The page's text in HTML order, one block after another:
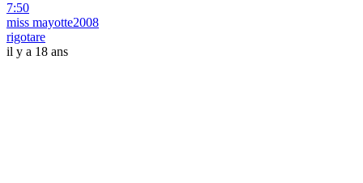
7:50
miss mayotte2008
rigotare
il y a 18 ans